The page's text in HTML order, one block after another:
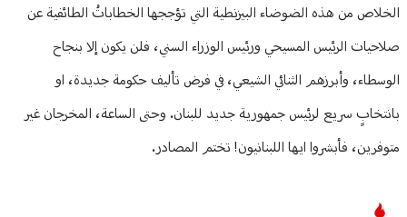
الخلاص من هذه الضوضاء البيزنطية التي تؤججها الخطاباتُ الطائفية عن
صلاحيات الرئيس المسيحي ورئيس الوزراء السني، فلن يكون إلا بنجاح
الوسطاء، وأبرزهم الثنائي الشيعي، في فرض تأليف حكومة جديدة، او
بانتخابٍ سريع لرئيس جمهورية جديد للبنان. وحتى الساعة، المخرجان غير
متوفرين، فأبشروا ايها اللبنانيون! تختم المصادر.